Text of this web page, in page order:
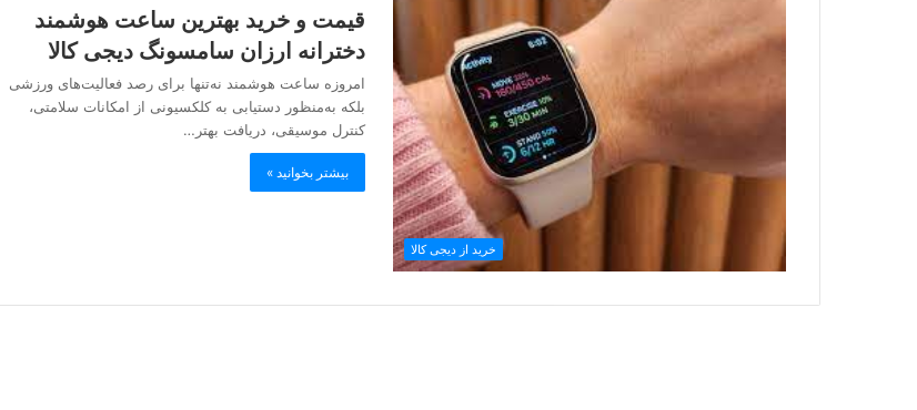
خرید از دیجی کالا
قیمت و خرید بهترین ساعت هوشمند
دخترانه ارزان سامسونگ دیجی کالا
امروزه ساعت هوشمند نه‌تنها برای رصد فعالیت‌های ورزشی
بلکه به‌منظور دستیابی به کلکسیونی از امکانات سلامتی،
کنترل موسیقی، دریافت بهتر…
بیشتر بخوانید »